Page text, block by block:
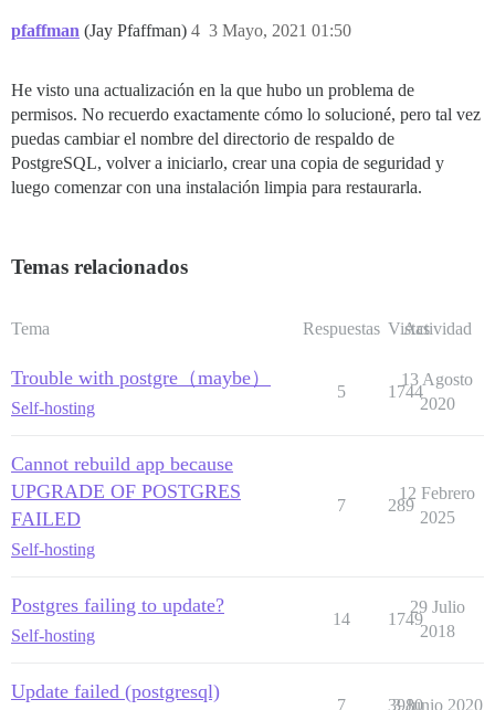
pfaffman (Jay Pfaffman) 3 Mayo, 2021 01:50
4
He visto una actualización en la que hubo un problema de
permisos. No recuerdo exactamente cómo lo solucioné, pero tal vez
puedas cambiar el nombre del directorio de respaldo de
PostgreSQL, volver a iniciarlo, crear una copia de seguridad y
luego comenzar con una instalación limpia para restaurarla.
Temas relacionados
Tema Respuestas Vistas
Actividad
Trouble with postgre（maybe）
Self-hosting
5 1744
13 Agosto
2020
Cannot rebuild app because
UPGRADE OF POSTGRES
FAILED
Self-hosting
7 289
12 Febrero
2025
Postgres failing to update?
Self-hosting
14 1749
29 Julio
2018
Update failed (postgresql)
7 3980
3 Junio 2020